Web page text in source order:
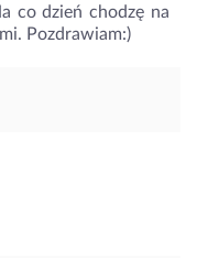
co dzień chodzę na
Pozdrawiam:)